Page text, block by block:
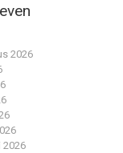
2026
2026